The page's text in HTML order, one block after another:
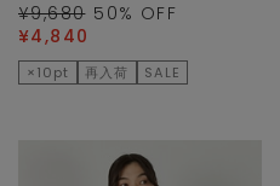
¥9,680 50% OFF
¥4,840
×10pt 再入荷 SALE